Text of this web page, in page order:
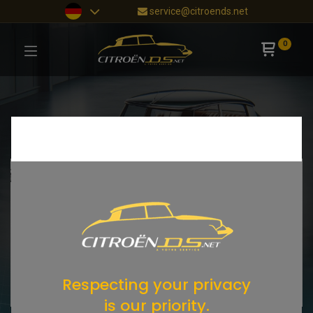
service@citroends.net
0
Respecting your privacy
is our priority.